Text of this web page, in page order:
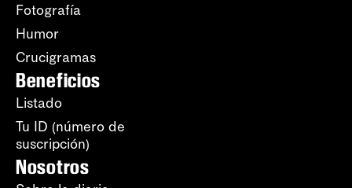
Fotografía
Humor
Crucigramas
Beneficios
Listado
Tu ID (número de
suscripción)
Nosotros